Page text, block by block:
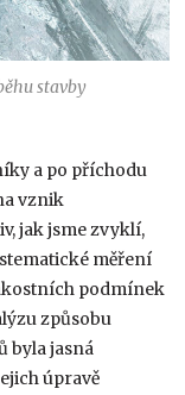
stavby
a po příchodu
vznik
jak jsme zvyklí,
měření
podmínek
způsobu
byla jasná
úpravě